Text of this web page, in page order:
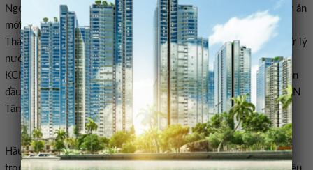
Ngoài ra, doanh nghiệp dự tính nghiên cứu thành lập một số dự án
mới tại Hưng Yên, Hải Phòng, Bắc Ninh, Thái Nguyên, Đồng
Tháp…;xây dựng mới các dự án nhà máy nước sạch, nhà máy xử lý
nước thải để đáp ứng nhu cầu của các doanh nghiệp trong các
KCN, CCN;chuẩn bị sẵn sàng hạ tầng để hợp tác phát triển dự án
đầu tư trung tâm dữ liệu trí tuệ nhân tạo (AI Data Center) tại KCN
Tân Phú Trung.
Đang xây dựng phương án phát hành để huy động vốn
Hầu hết các dự án trọng điểm mà Kinh Bắcđưa vào triển khai